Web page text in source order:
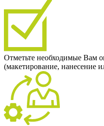
Отметьте необходимые Вам
(макетирование, нанесение